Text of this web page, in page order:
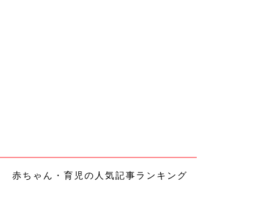
赤ちゃん・育児の人気記事ランキング